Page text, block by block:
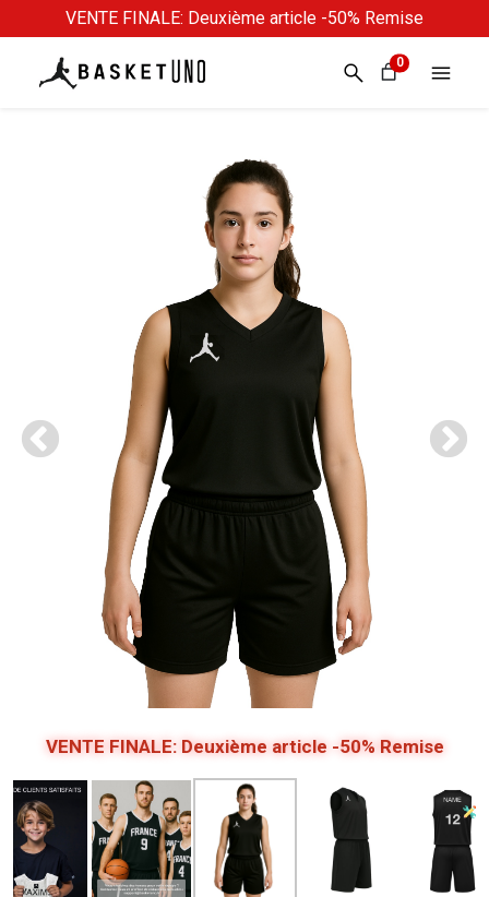
VENTE FINALE: Deuxième article -50% Remise
0
VENTE FINALE: Deuxième article -50% Remise